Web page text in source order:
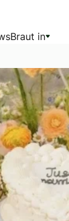
Braut in